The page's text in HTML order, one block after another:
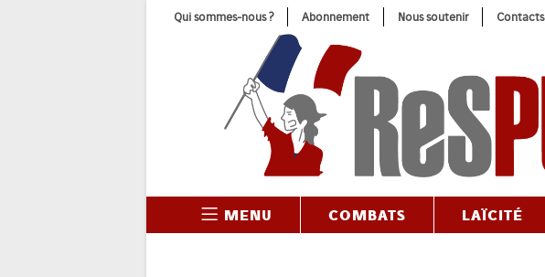
Qui sommes-nous ? Abonnement Nous soutenir Contacts
MENU COMBATS LAÏCITÉ